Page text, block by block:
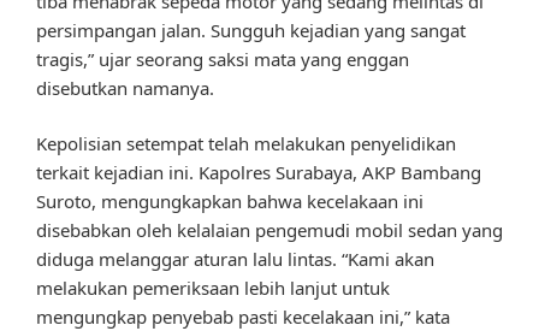
persimpangan jalan. Sungguh kejadian yang sangat
tragis,” ujar seorang saksi mata yang enggan
disebutkan namanya.
Kepolisian setempat telah melakukan penyelidikan
terkait kejadian ini. Kapolres Surabaya, AKP Bambang
Suroto, mengungkapkan bahwa kecelakaan ini
disebabkan oleh kelalaian pengemudi mobil sedan yang
diduga melanggar aturan lalu lintas. “Kami akan
melakukan pemeriksaan lebih lanjut untuk
mengungkap penyebab pasti kecelakaan ini,” kata